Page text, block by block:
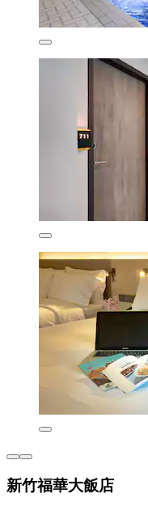
新竹福華大飯店